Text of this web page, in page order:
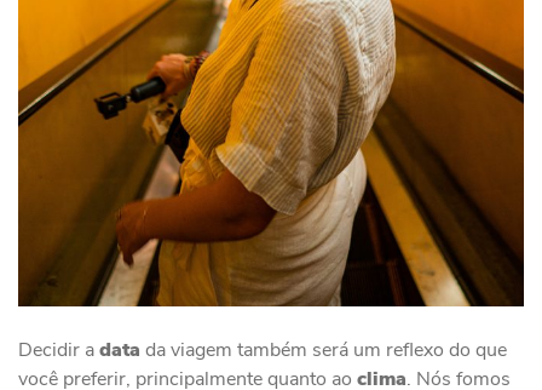
Decidir adata da viagem também será um reflexo do que
você preferir, principalmente quanto ao clima. Nós fomos